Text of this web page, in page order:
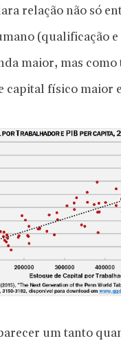
relação não só
(qualificação e
maior, mas como
capital físico maior
um tanto